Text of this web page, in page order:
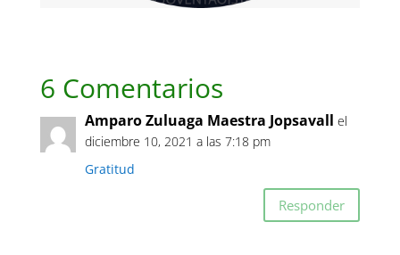
6 Comentarios
Amparo Zuluaga Maestra Jopsavall el
diciembre 10, 2021 a las 7:18 pm
Gratitud
Responder